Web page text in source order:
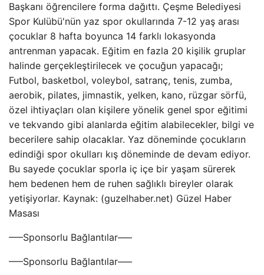
Başkanı öğrencilere forma dağıttı. Çeşme Belediyesi
Spor Kulübü'nün yaz spor okullarında 7-12 yaş arası
çocuklar 8 hafta boyunca 14 farklı lokasyonda
antrenman yapacak. Eğitim en fazla 20 kişilik gruplar
halinde gerçekleştirilecek ve çocuğun yapacağı;
Futbol, ​​basketbol, ​​voleybol, satranç, tenis, zumba,
aerobik, pilates, jimnastik, yelken, kano, rüzgar sörfü,
özel ihtiyaçları olan kişilere yönelik genel spor eğitimi
ve tekvando gibi alanlarda eğitim alabilecekler, bilgi ve
becerilere sahip olacaklar. Yaz döneminde çocukların
edindiği spor okulları kış döneminde de devam ediyor.
Bu sayede çocuklar sporla iç içe bir yaşam sürerek
hem bedenen hem de ruhen sağlıklı bireyler olarak
yetişiyorlar. Kaynak: (guzelhaber.net) Güzel Haber
Masası
—–Sponsorlu Bağlantılar—–
—–Sponsorlu Bağlantılar—–